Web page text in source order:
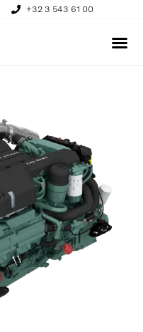
+32 3 543 61 00